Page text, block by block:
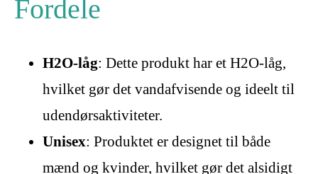
Fordele
H2O-låg: Dette produkt har et H2O-låg,
hvilket gør det vandafvisende og ideelt til
udendørsaktiviteter.
Unisex: Produktet er designet til både
mænd og kvinder, hvilket gør det alsidigt